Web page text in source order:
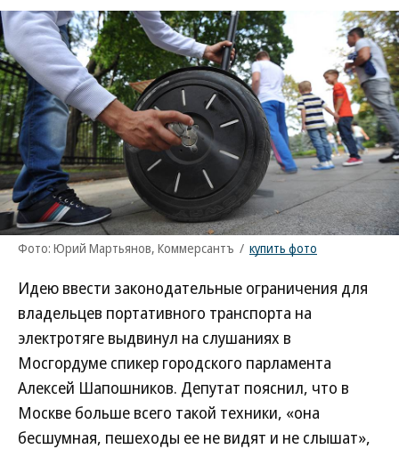
Фото: Юрий Мартьянов, Коммерсантъ / купить фото
Идею ввести законодательные ограничения для
владельцев портативного транспорта на
электротяге выдвинул на слушаниях в
Мосгордуме спикер городского парламента
Алексей Шапошников. Депутат пояснил, что в
Москве больше всего такой техники, «она
бесшумная, пешеходы ее не видят и не слышат»,